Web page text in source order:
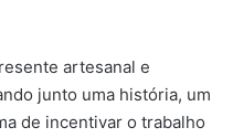
artesanal e
junto uma história, um
de incentivar o trabalho